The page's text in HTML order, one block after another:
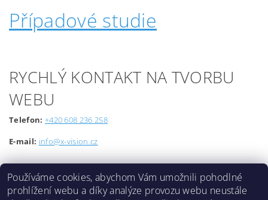
Případové studie
RYCHLÝ KONTAKT NA TVORBU
WEBU
Telefon: +420 608 236 258
E-mail: info@x-vision.cz
Používáme cookies, abychom Vám umožnili pohodlné
prohlížení webu a díky analýze provozu webu neustále